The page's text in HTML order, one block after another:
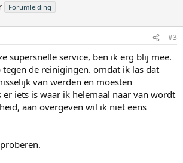
Forumleiding
#3
supersnelle service, ben ik erg blij mee.
de reinigingen. omdat ik las dat
van werden en moesten
er iets is waar ik helemaal naar van wordt
aan overgeven wil ik niet eens